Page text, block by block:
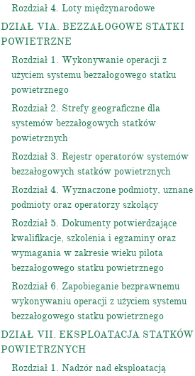
Rozdział 4. Loty międzynarodowe
DZIAŁ VIA. BEZZAŁOGOWE STATKI
POWIETRZNE
Rozdział 1. Wykonywanie operacji z
użyciem systemu bezzałogowego statku
powietrznego
Rozdział 2. Strefy geograficzne dla
systemów bezzałogowych statków
powietrznych
Rozdział 3. Rejestr operatorów systemów
bezzałogowych statków powietrznych
Rozdział 4. Wyznaczone podmioty, uznane
podmioty oraz operatorzy szkolący
Rozdział 5. Dokumenty potwierdzające
kwalifikacje, szkolenia i egzaminy oraz
wymagania w zakresie wieku pilota
bezzałogowego statku powietrznego
Rozdział 6. Zapobieganie bezprawnemu
wykonywaniu operacji z użyciem systemu
bezzałogowego statku powietrznego
DZIAŁ VII. EKSPLOATACJA STATKÓW
POWIETRZNYCH
Rozdział 1. Nadzór nad eksploatacją